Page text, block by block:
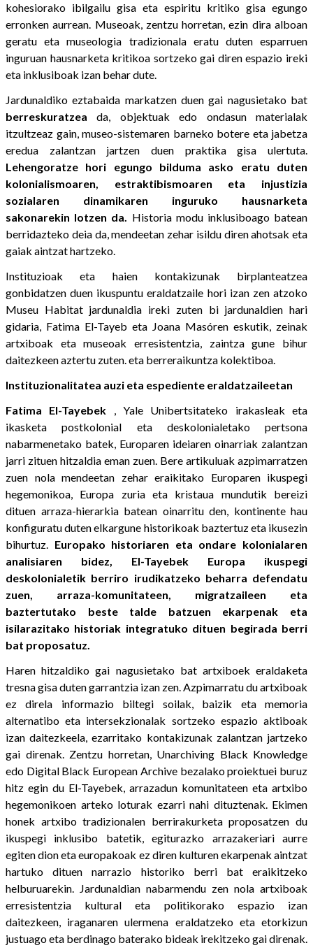
kohesiorako ibilgailu gisa eta espiritu kritiko gisa egungo
erronken aurrean. Museoak, zentzu horretan, ezin dira alboan
geratu eta museologia tradizionala eratu duten esparruen
inguruan hausnarketa kritikoa sortzeko gai diren espazio ireki
eta inklusiboak izan behar dute.
Jardunaldiko eztabaida markatzen duen gai nagusietako bat
berreskuratzea da, objektuak edo ondasun materialak
itzultzeaz gain, museo-sistemaren barneko botere eta jabetza
eredua zalantzan jartzen duen praktika gisa ulertuta.
Lehengoratze hori egungo bilduma asko eratu duten
kolonialismoaren, estraktibismoaren eta injustizia
sozialaren dinamikaren inguruko hausnarketa
sakonarekin lotzen da. Historia modu inklusiboago batean
berridazteko deia da, mendeetan zehar isildu diren ahotsak eta
gaiak aintzat hartzeko.
Instituzioak eta haien kontakizunak birplanteatzea
gonbidatzen duen ikuspuntu eraldatzaile hori izan zen atzoko
Museu Habitat jardunaldia ireki zuten bi jardunaldien hari
gidaria, Fatima El-Tayeb eta Joana Masóren eskutik, zeinak
artxiboak eta museoak erresistentzia, zaintza gune bihur
daitezkeen aztertu zuten. eta berreraikuntza kolektiboa.
Instituzionalitatea auzi eta espediente eraldatzaileetan
Fatima El-Tayebek , Yale Unibertsitateko irakasleak eta
ikasketa postkolonial eta deskolonialetako pertsona
nabarmenetako batek, Europaren ideiaren oinarriak zalantzan
jarri zituen hitzaldia eman zuen. Bere artikuluak azpimarratzen
zuen nola mendeetan zehar eraikitako Europaren ikuspegi
hegemonikoa, Europa zuria eta kristaua mundutik bereizi
dituen arraza-hierarkia batean oinarritu den, kontinente hau
konfiguratu duten elkargune historikoak baztertuz eta ikusezin
bihurtuz. Europako historiaren eta ondare kolonialaren
analisiaren bidez, El-Tayebek Europa ikuspegi
deskolonialetik berriro irudikatzeko beharra defendatu
zuen, arraza-komunitateen, migratzaileen eta
baztertutako beste talde batzuen ekarpenak eta
isilarazitako historiak integratuko dituen begirada berri
bat proposatuz.
Haren hitzaldiko gai nagusietako bat artxiboek eraldaketa
tresna gisa duten garrantzia izan zen. Azpimarratu du artxiboak
ez direla informazio biltegi soilak, baizik eta memoria
alternatibo eta intersekzionalak sortzeko espazio aktiboak
izan daitezkeela, ezarritako kontakizunak zalantzan jartzeko
gai direnak. Zentzu horretan, Unarchiving Black Knowledge
edo Digital Black European Archive bezalako proiektuei buruz
hitz egin du El-Tayebek, arrazadun komunitateen eta artxibo
hegemonikoen arteko loturak ezarri nahi dituztenak. Ekimen
honek artxibo tradizionalen berrirakurketa proposatzen du
ikuspegi inklusibo batetik, egiturazko arrazakeriari aurre
egiten dion eta europakoak ez diren kulturen ekarpenak aintzat
hartuko dituen narrazio historiko berri bat eraikitzeko
helburuarekin. Jardunaldian nabarmendu zen nola artxiboak
erresistentzia kultural eta politikorako espazio izan
daitezkeen, iraganaren ulermena eraldatzeko eta etorkizun
justuago eta berdinago baterako bideak irekitzeko gai direnak.